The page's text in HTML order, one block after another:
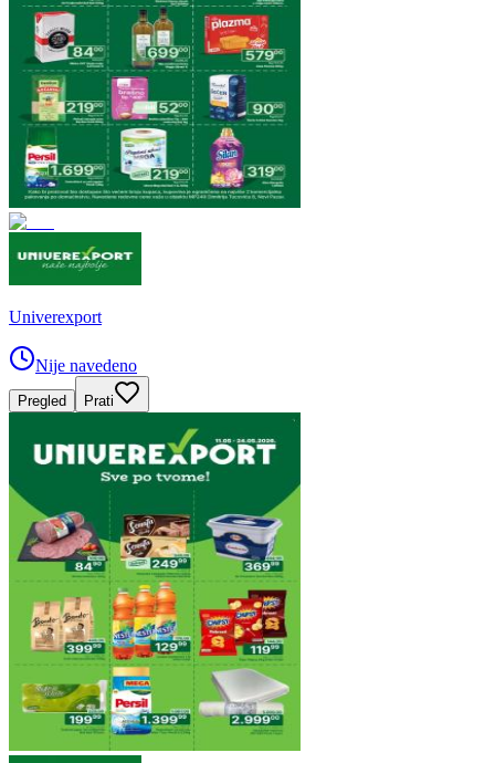
Univerexport
Nije navedeno
Pregled Prati